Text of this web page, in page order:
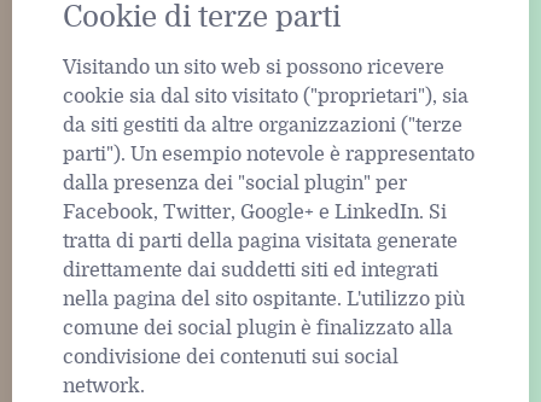
Cookie di terze parti
Visitando un sito web si possono ricevere
cookie sia dal sito visitato ("proprietari"), sia
da siti gestiti da altre organizzazioni ("terze
parti"). Un esempio notevole è rappresentato
dalla presenza dei "social plugin" per
Facebook, Twitter, Google+ e LinkedIn. Si
tratta di parti della pagina visitata generate
direttamente dai suddetti siti ed integrati
nella pagina del sito ospitante. L'utilizzo più
comune dei social plugin è finalizzato alla
condivisione dei contenuti sui social
network.